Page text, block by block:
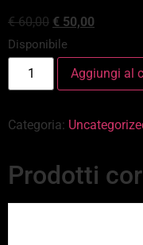
€60,00 € 50,00
Disponibile
Aggiungi al
Categoria:
Prodotti